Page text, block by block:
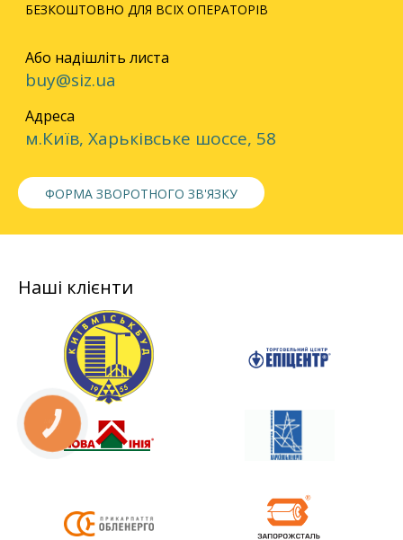
БЕЗКОШТОВНО ДЛЯ ВСІХ ОПЕРАТОРІВ
Або надішліть листа
buy@siz.ua
Адреса
м.Київ, Харьківське шоссе, 58
ФОРМА ЗВОРОТНОГО ЗВ'ЯЗКУ
Наші клієнти
КНОПКА
СВЯЗИ